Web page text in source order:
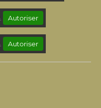
Autoriser
Autoriser